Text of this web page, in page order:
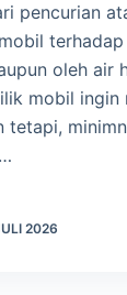
pencurian
oleh air
mobil ingin
tetapi,
2026